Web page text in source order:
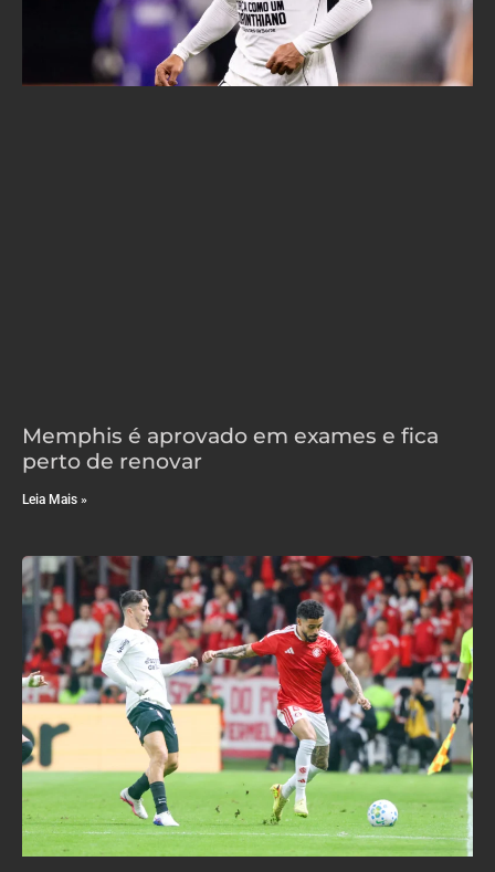
Memphis é aprovado em exames e fica
perto de renovar
Leia Mais »